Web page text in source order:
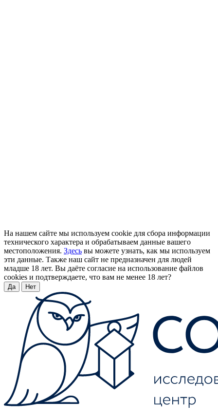
На нашем сайте мы используем cookie для сбора информации
технического характера и обрабатываем данные вашего
местоположения. Здесь вы можете узнать, как мы используем
эти данные. Также наш сайт не предназначен для людей
младше 18 лет. Вы даёте согласие на использование файлов
cookies и подтверждаете, что вам не менее 18 лет?
Да Нет